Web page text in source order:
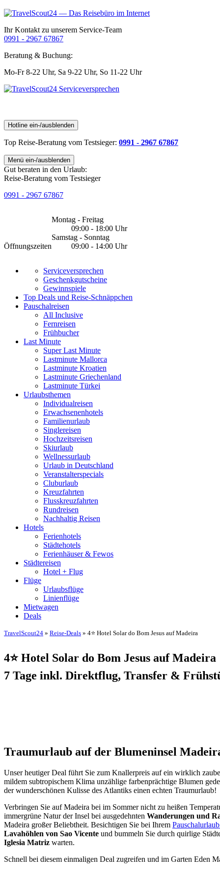
Ihr Kontakt zu unserem Service-Team
0991 - 2967 67867
Beratung & Buchung:
Mo-Fr 8-22 Uhr, Sa 9-22 Uhr, So 11-22 Uhr
Hotline ein-/ausblenden
Top Reise-Beratung vom Testsieger: 0991 - 2967 67867
Menü ein-/ausblenden
Gut beraten in den Urlaub:
Reise-Beratung vom Testsieger
0991 - 2967 67867
Öffnungszeiten
Montag - Freitag
09:00 - 18:00 Uhr
Samstag - Sonntag
09:00 - 14:00 Uhr
Serviceversprechen
Geschenkgutscheine
Gewinnspiele
Top Deals und Reise-Schnäppchen
Pauschalreisen
All Inclusive
Fernreisen
Frühbucher
Last Minute
Super Last Minute
Lastminute Mallorca
Lastminute Kroatien
Lastminute Griechenland
Lastminute Türkei
Urlaubsthemen
Individualreisen
Erwachsenenhotels
Familienurlaub
Singlereisen
Hochzeitsreisen
Skiurlaub
Wellnessurlaub
Urlaub in Deutschland
Veranstalterspecials
Cluburlaub
Kreuzfahrten
Flusskreuzfahrten
Rundreisen
Nachhaltig Reisen
Hotels
Ferienhotels
Städtehotels
Ferienhäuser & Fewos
Städtereisen
Hotel + Flug
Flüge
Urlaubsflüge
Linienflüge
Mietwagen
Deals
TravelScout24 » Reise-Deals » 4⭐ Hotel Solar do Bom Jesus auf Madeira
4⭐ Hotel Solar do Bom Jesus auf Madeira
7 Tage inkl. Direktflug, Transfer &
Traumurlaub auf der Blumeninsel
Unser heutiger Deal führt Sie zum Knallerpreis auf ein wirklich
mildem subtropischem Klima unzählige farbenprächtige Blumen
der wunderschönen Kulisse des Atlantiks einen echten Traumurlaub!
Verbringen Sie auf Madeira bei im Sommer nicht zu heißen
immergrüne Natur der Insel bei ausgedehnten Wanderungen und
Madeira großer Beliebtheit. Besichtigen Sie bei Ihrem
Lavahöhlen von Sao Vicente und bummeln Sie durch quirlige
Iglesia Matriz warten.
Schnell bei diesem einmaligen Deal zugreifen und im Garten Eden